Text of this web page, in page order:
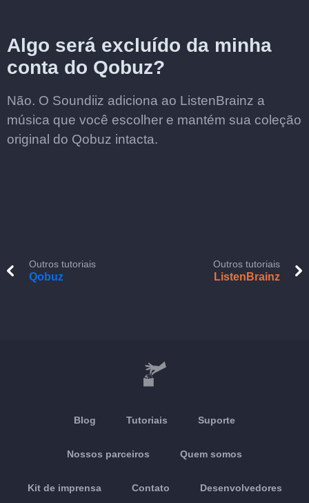
Algo será excluído da minha
conta do Qobuz?
Não. O Soundiiz adiciona ao ListenBrainz a
música que você escolher e mantém sua coleção
original do Qobuz intacta.
Outros tutoriais
Qobuz
Outros tutoriais
ListenBrainz
Blog Tutoriais Suporte
Nossos parceiros Quem somos
Kit de imprensa Contato Desenvolvedores